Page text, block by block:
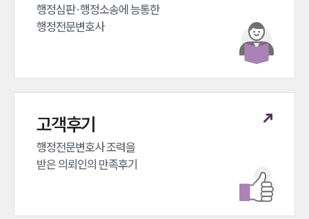
행정심판·행정소송에 능통한
행정전문변호사
고객후기
행정전문변호사 조력을
받은 의뢰인의 만족후기